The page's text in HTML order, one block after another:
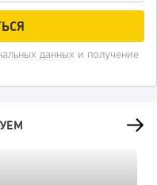
данных и получение